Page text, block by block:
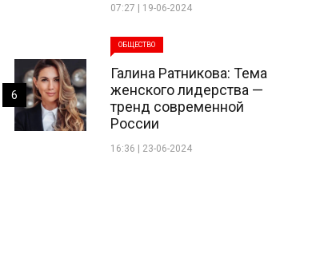
07:27 | 19-06-2024
ОБЩЕСТВО
Галина Ратникова: Тема
женского лидерства —
тренд современной
России
16:36 | 23-06-2024
6